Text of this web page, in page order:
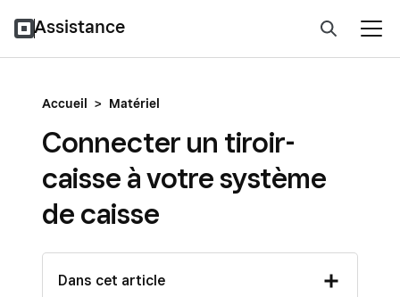
Assistance
Accueil > Matériel
Connecter un tiroir-
caisse à votre système
de caisse
Dans cet article